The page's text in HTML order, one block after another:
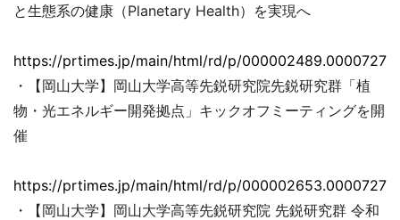
と生態系の健康（Planetary Health）を実現へ
https://prtimes.jp/main/html/rd/p/
・【岡山大学】岡山大学高等先鋭研究院先鋭研究群「植
物・光エネルギー開発拠点」キックオフミーティングを開
催
https://prtimes.jp/main/html/rd/p/
・【岡山大学】岡山大学高等先鋭研究院 先鋭研究群 令和